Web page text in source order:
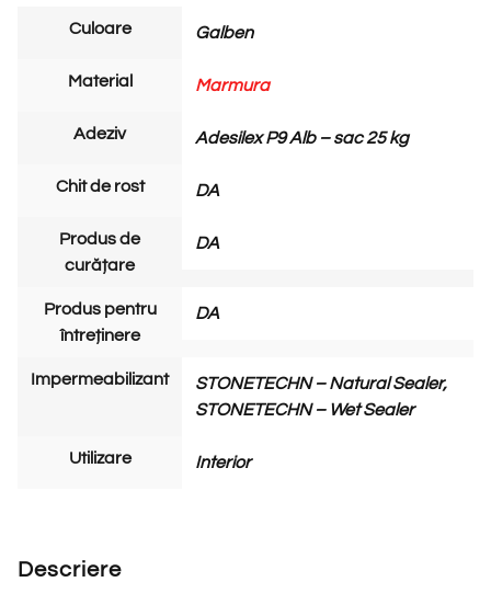
Culoare Galben
Material Marmura
Adeziv Adesilex P9 Alb – sac 25 kg
Chit de rost DA
Produs de
curățare
DA
Produs pentru
întreținere
DA
Impermeabilizant
STONETECHN – Natural Sealer,
STONETECHN – Wet Sealer
Utilizare Interior
Descriere